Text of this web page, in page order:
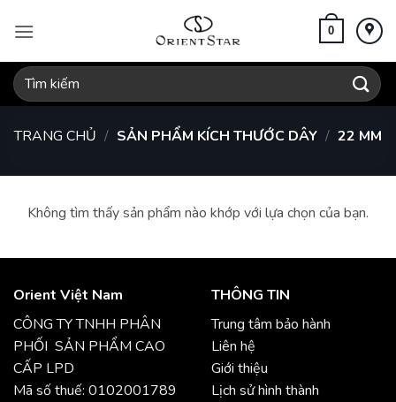
qua
dung
0
Tìm
kiếm:
TRANG CHỦ / SẢN PHẨM KÍCH THƯỚC DÂY / 22 MM
Không tìm thấy sản phẩm nào khớp với lựa chọn của bạn.
Orient Việt Nam
CÔNG TY TNHH PHÂN
PHỐI SẢN PHẨM CAO
CẤP LPD
Mã số thuế: 0102001789
THÔNG TIN
Trung tâm bảo hành
Liên hệ
Giới thiệu
Lịch sử hình thành